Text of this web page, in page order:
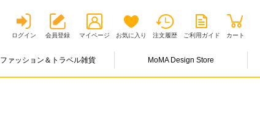
ログイン 会員登録 マイページ お気に入り 注文履歴 ご利用ガイド カート
ファッション＆トラベル雑貨 MoMA Design Store